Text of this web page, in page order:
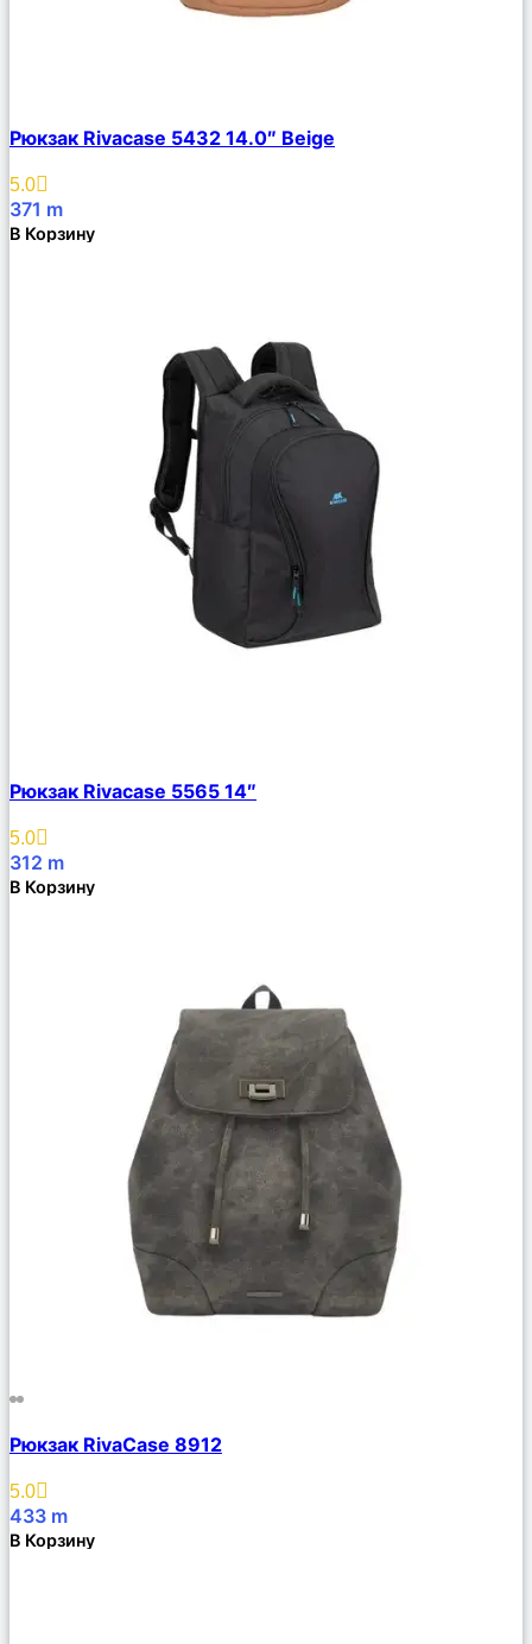
Описание
Избранное
Рюкзак Rivacase 5432 14.0″ Beige
5.0
371 m
В Корзину
Описание
Избранное
Рюкзак Rivacase 5565 14″
5.0
312 m
В Корзину
Описание
Избранное
Рюкзак RivaCase 8912
5.0
433 m
В Корзину